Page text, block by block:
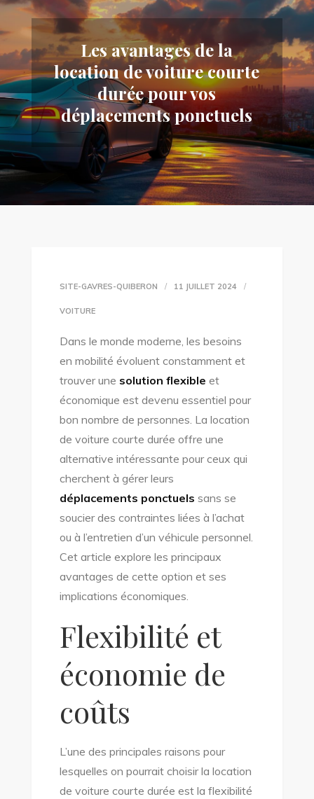
Les avantages de la
location de voiture courte
durée pour vos
déplacements ponctuels
SITE-GAVRES-QUIBERON 11 JUILLET 2024
VOITURE
Dans le monde moderne, les besoins
en mobilité évoluent constamment et
trouver une solution flexible et
économique est devenu essentiel pour
bon nombre de personnes. La location
de voiture courte durée offre une
alternative intéressante pour ceux qui
cherchent à gérer leurs
déplacements ponctuels sans se
soucier des contraintes liées à l’achat
ou à l’entretien d’un véhicule personnel.
Cet article explore les principaux
avantages de cette option et ses
implications économiques.
Flexibilité et
économie de
coûts
L’une des principales raisons pour
lesquelles on pourrait choisir la location
de voiture courte durée est la flexibilité